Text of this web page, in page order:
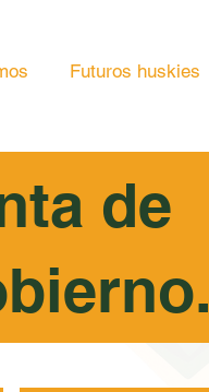
Futuros huskies
de